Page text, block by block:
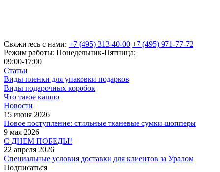
Свяжитесь с нами: +7 (495) 313-40-00 +7 (495) 971-77-72
Режим работы: Понедельник-Пятница:
09:00-17:00
Статьи
Виды пленки для упаковки подарков
Виды подарочных коробок
Что такое кашпо
Новости
15 июня 2026
Новое поступление: стильные тканевые сумки-шопперы
9 мая 2026
С ДНЕМ ПОБЕДЫ!
22 апреля 2026
Специальные условия доставки для клиентов за Уралом
Подписаться